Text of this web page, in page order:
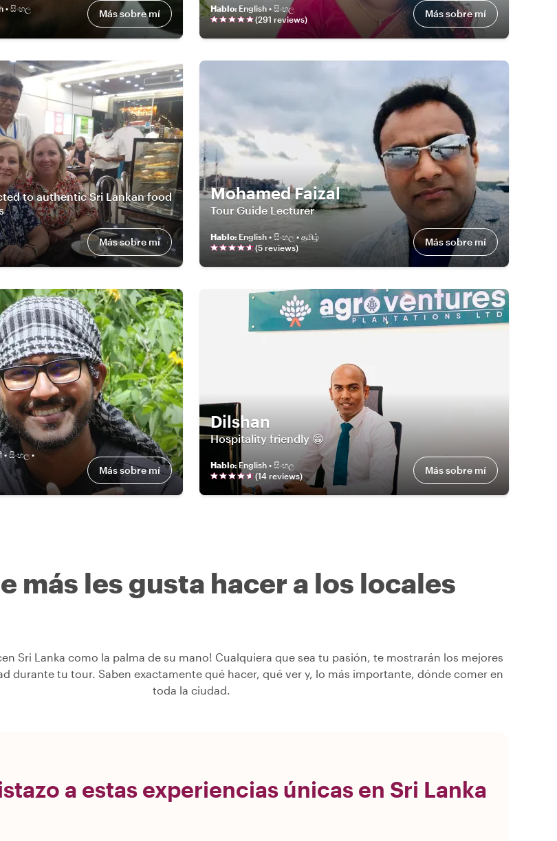
• සිංහල
Más sobre mí Hablo: English • සිංහල
(291 reviews) Más sobre mí
to authentic Sri Lankan food
Más sobre mí
Mohamed Faizal
Tour Guide Lecturer
Hablo: English • සිංහල • தமிழ்
(5 reviews) Más sobre mí
• සිංහල •
Más sobre mí
Dilshan
Hospitality friendly 😁
Hablo: English • සිංහල
(14 reviews) Más sobre mí
más les gusta hacer a los locales
Sri Lanka como la palma de su mano! Cualquiera que sea tu pasión, te mostrarán los mejores
durante tu tour. Saben exactamente qué hacer, qué ver y, lo más importante, dónde comer en
toda la ciudad.
a estas experiencias únicas en Sri Lanka